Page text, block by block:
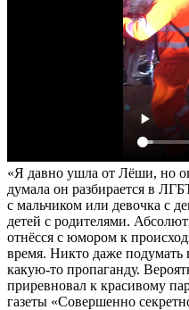
«Я давно ушла от Лёши, но
думала он разбирается в
с мальчиком или девочка с
детей с родителями.
отнёсся с юмором к
время. Никто даже подумать
какую-то пропаганду.
приревновал к красивому
газеты «Совершенно